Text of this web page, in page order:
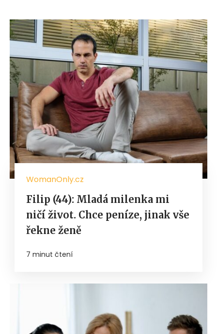
WomanOnly.cz
Filip (44): Mladá milenka mi
ničí život. Chce peníze, jinak vše
řekne ženě
7 minut čtení